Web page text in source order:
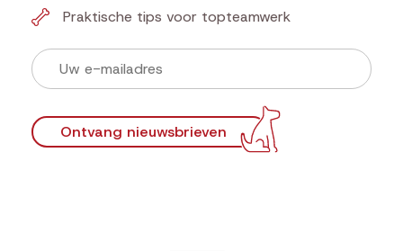
Praktische tips voor topteamwerk
Ontvang nieuwsbrieven